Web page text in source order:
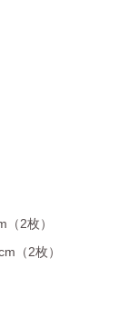
2枚）
（2枚）